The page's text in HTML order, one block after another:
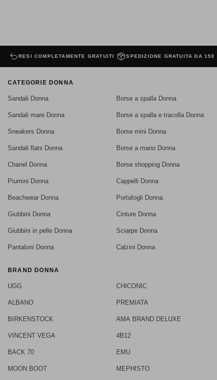
RESI COMPLETAMENTE GRATUITI SPEDIZIONE GRATUITA DA 150
CATEGORIE DONNA
Sandali Donna
Sandali mare Donna
Sneakers Donna
Sandali flats Donna
Chanel Donna
Piumini Donna
Beachwear Donna
Giubbini Donna
Giubbini in pelle Donna
Pantaloni Donna
Borse a spalla Donna
Borse a spalla e tracolla Donna
Borse mini Donna
Borse a mano Donna
Borse shopping Donna
Cappelli Donna
Portafogli Donna
Cinture Donna
Sciarpe Donna
Calzini Donna
BRAND DONNA
UGG
ALBANO
BIRKENSTOCK
VINCENT VEGA
BACK 70
MOON BOOT
CHICONIC
PREMIATA
AMA BRAND DELUXE
4B12
EMU
MEPHISTO